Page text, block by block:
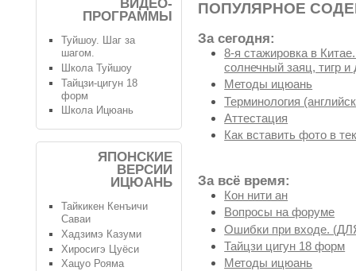
ПОПУЛЯРНОЕ
За сегодня:
8-я стажировка в
солнечный заяц, тигр и
Методы ицюань
Терминология
Аттестация
Как вставить фото в
За всё время:
Кон нити ан
Вопросы на форуме
Ошибки при входе.
Тайцзи цигун 18 форм
Методы ицюань
ВИДЕО-
ПРОГРАММЫ
Туйшоу. Шаг за
шагом.
Школа Туйшоу
Тайцзи-цигун 18
форм
Школа Ицюань
ЯПОНСКИЕ
ВЕРСИИ
ИЦЮАНЬ
Тайкикен Кенъичи
Саваи
Хадзимэ Казуми
Хиросигэ Цуёси
Хацуо Рояма